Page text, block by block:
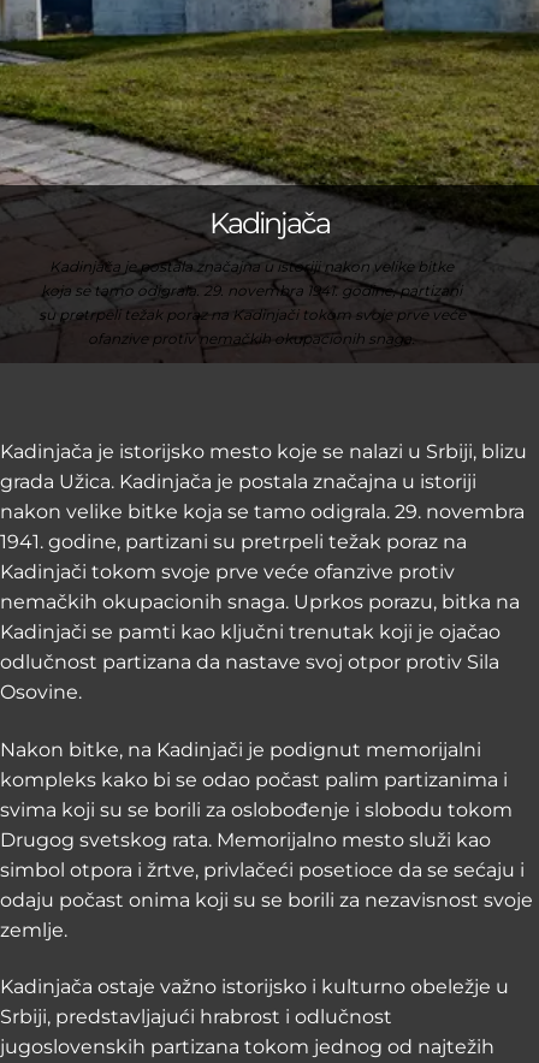
Kadinjača
Kadinjača je postala značajna u istoriji nakon velike bitke
koja se tamo odigrala. 29. novembra 1941. godine, partizani
su pretrpeli težak poraz na Kadinjači tokom svoje prve veće
ofanzive protiv nemačkih okupacionih snaga.
Kadinjača je istorijsko mesto koje se nalazi u Srbiji, blizu
grada Užica. Kadinjača je postala značajna u istoriji
nakon velike bitke koja se tamo odigrala. 29. novembra
1941. godine, partizani su pretrpeli težak poraz na
Kadinjači tokom svoje prve veće ofanzive protiv
nemačkih okupacionih snaga. Uprkos porazu, bitka na
Kadinjači se pamti kao ključni trenutak koji je ojačao
odlučnost partizana da nastave svoj otpor protiv Sila
Osovine.
Nakon bitke, na Kadinjači je podignut memorijalni
kompleks kako bi se odao počast palim partizanima i
svima koji su se borili za oslobođenje i slobodu tokom
Drugog svetskog rata. Memorijalno mesto služi kao
simbol otpora i žrtve, privlačeći posetioce da se sećaju i
odaju počast onima koji su se borili za nezavisnost svoje
zemlje.
Kadinjača ostaje važno istorijsko i kulturno obeležje u
Srbiji, predstavljajući hrabrost i odlučnost
jugoslovenskih partizana tokom jednog od najtežih